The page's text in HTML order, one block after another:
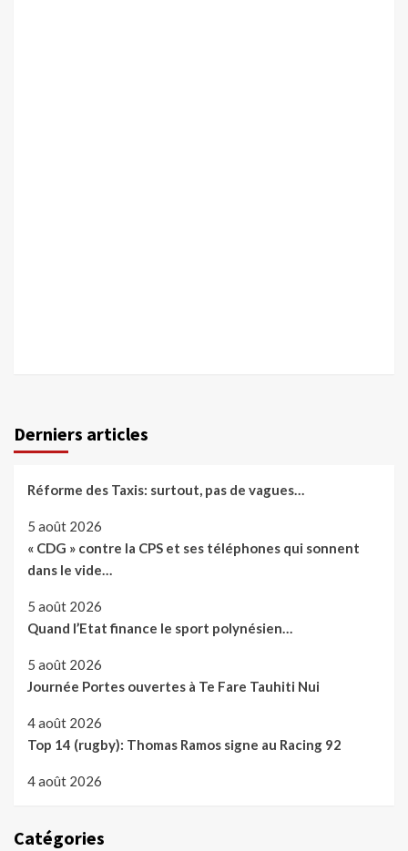
Derniers articles
Réforme des Taxis: surtout, pas de vagues…
5 août 2026
« CDG » contre la CPS et ses téléphones qui sonnent
dans le vide…
5 août 2026
Quand l’Etat finance le sport polynésien…
5 août 2026
Journée Portes ouvertes à Te Fare Tauhiti Nui
4 août 2026
Top 14 (rugby): Thomas Ramos signe au Racing 92
4 août 2026
Catégories